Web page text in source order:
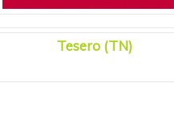
Tesero (TN)